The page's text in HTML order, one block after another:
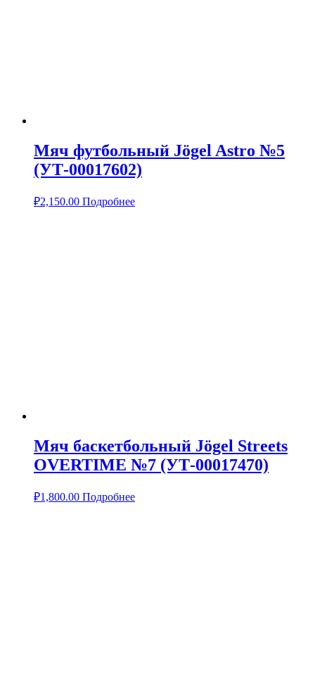
Мяч футбольный Jögel Astro №5
(УТ-00017602)
₽2,150.00 Подробнее
Мяч баскетбольный Jögel Streets
OVERTIME №7 (УТ-00017470)
₽1,800.00 Подробнее